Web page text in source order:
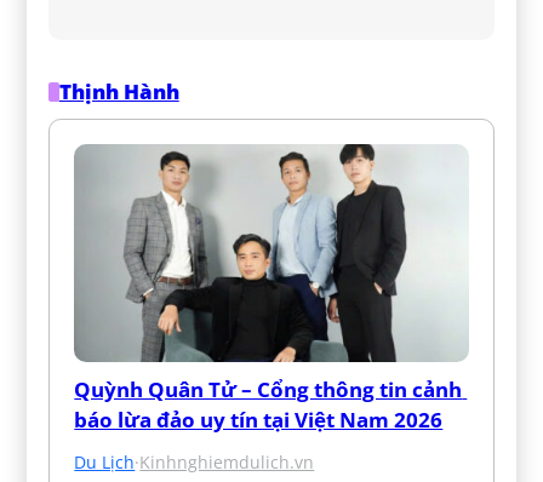
Thịnh Hành
Quỳnh Quân Tử – Cổng thông tin cảnh
báo lừa đảo uy tín tại Việt Nam 2026
Du Lịch·Kinhnghiemdulich.vn